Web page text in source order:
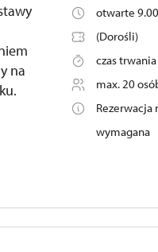
na
otwarte
(Dorośli)
czas
max. 20
Rezerwacja
wymagana